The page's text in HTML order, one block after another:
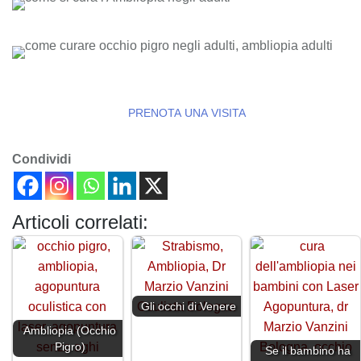
PRENOTA UNA VISITA
Condividi
Articoli correlati:
Ambliopia (Occhio
Pigro)
Gli occhi di Venere
Se il bambino ha